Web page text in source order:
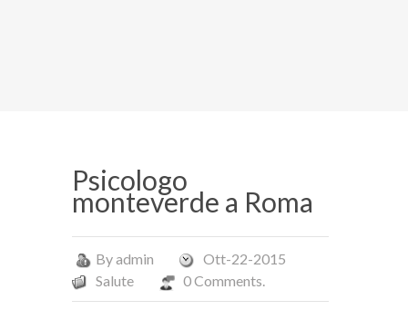
Psicologo
monteverde a Roma
Byadmin
Ott-22-2015
Salute
0 Comments.